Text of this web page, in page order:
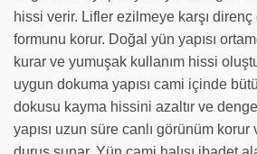
hissi verir. Lifler ezilmeye karşı
formunu korur. Doğal yün yapısı
kurar ve yumuşak kullanım hissi
uygun dokuma yapısı cami içinde
dokusu kayma hissini azaltır ve
yapısı uzun süre canlı görünüm